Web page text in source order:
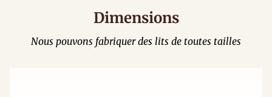
Dimensions
Nous pouvons fabriquer des lits de toutes tailles